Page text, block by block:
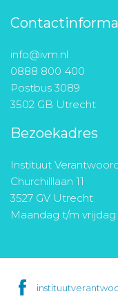
info@ivm.nl
0888 800 400
Postbus 3089
3502 GB Utrecht
Bezoekadres
Instituut
Churchilllaan 11
3527 GV Utrecht
Maandag t/m